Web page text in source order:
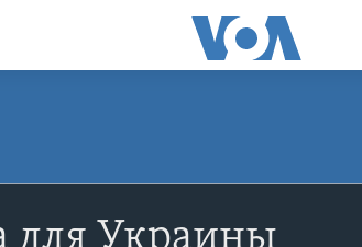
для Украины